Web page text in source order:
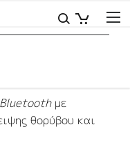
Bluetoothμε
θορύβου και